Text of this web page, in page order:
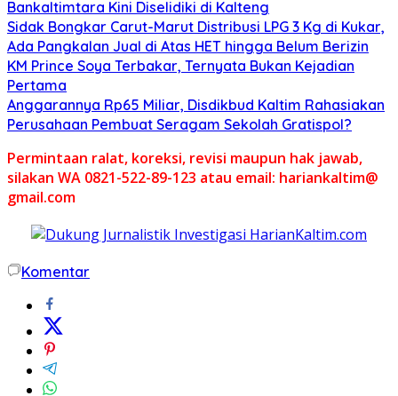
Bankaltimtara Kini Diselidiki di Kalteng
Sidak Bongkar Carut-Marut Distribusi LPG 3 Kg di Kukar,
Ada Pangkalan Jual di Atas HET hingga Belum Berizin
KM Prince Soya Terbakar, Ternyata Bukan Kejadian
Pertama
Anggarannya Rp65 Miliar, Disdikbud Kaltim Rahasiakan
Perusahaan Pembuat Seragam Sekolah Gratispol?
Permintaan ralat, koreksi, revisi maupun hak jawab,
silakan WA 0821-522-89-123 atau email: hariankaltim@
gmail.com
Komentar